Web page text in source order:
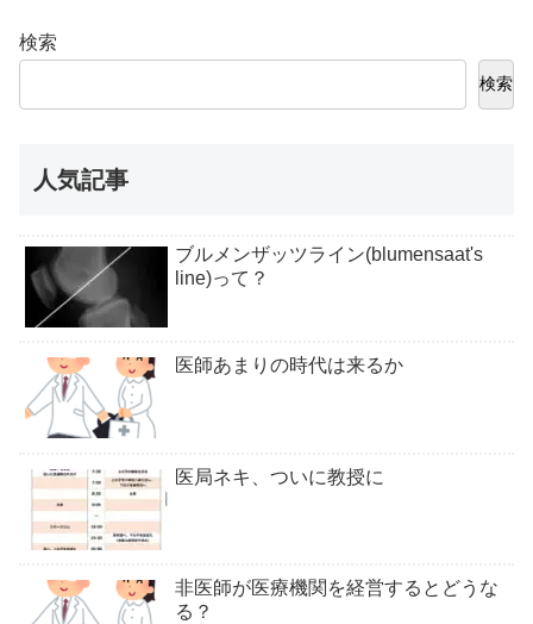
検索
検索
人気記事
ブルメンザッツライン(blumensaat's
line)って？
医師あまりの時代は来るか
医局ネキ、ついに教授に
非医師が医療機関を経営するとどうな
る？